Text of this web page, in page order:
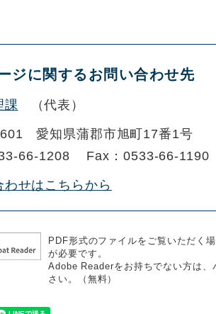
ジに関するお問い合わせ先
課 代表
愛知県蒲郡市旭町17番1号
66-1208
Fax：0533-66-1190
わせはこちらから
PDF形式のファイルをご覧いただく
が必要です。
Adobe Readerをお持ちでない方は
さい。（無料）